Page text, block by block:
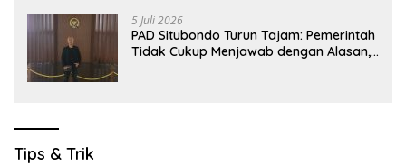
5 Juli 2026
PAD Situbondo Turun Tajam: Pemerintah
Tidak Cukup Menjawab dengan Alasan,
Tips & Trik